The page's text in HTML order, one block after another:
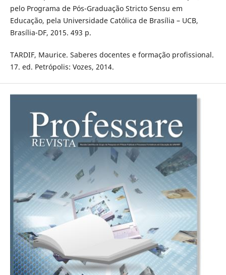
pelo Programa de Pós-Graduação Stricto Sensu em
Educação, pela Universidade Católica de Brasília – UCB,
Brasília-DF, 2015. 493 p.
TARDIF, Maurice. Saberes docentes e formação profissional.
17. ed. Petrópolis: Vozes, 2014.